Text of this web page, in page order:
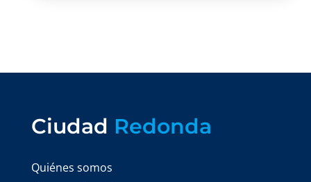
Ciudad Redonda
Quiénes somos